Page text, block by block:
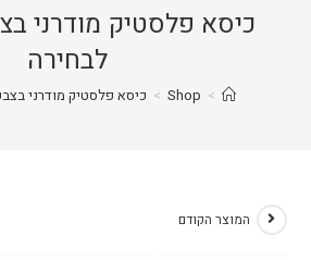
כיסא פלסטיק מודרני
לבחירה
>
Shop
> כיסא פלסטיק מודרני
המוצר הקודם